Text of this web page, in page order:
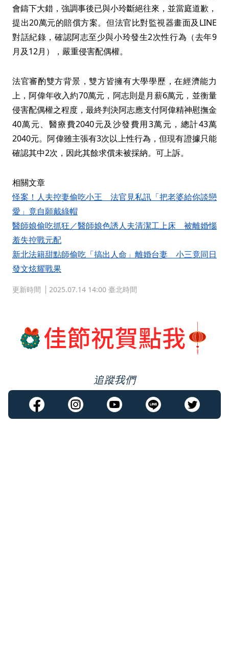
會鑄下大錯，強調事後已與小玲斷絕往來，並當庭道歉，
提出20萬元的賠償方案。但法官比對監視器畫面及LINE
對話紀錄，確認阿志至少與小玲發生2次性行為（去年9
月及12月），嚴重侵害配偶權。
法官審酌雙方背景，雙方皆擁有大學學歷，在經濟能力
上，阿偉年收入約70萬元，阿志則是月薪6萬元，並衡量
侵害配偶權之程度，最終判決阿志應支付阿偉精神慰撫金
40萬元、醫療費2040元及沙發費用3萬元，總計43萬
2040元。阿偉雖主張有3次以上性行為，但現有證據只能
確認其中2次，因此其餘求償未被採納。可上訴。
相關文章
怪案！人夫控妻偷吃小王 法官見私訊「把老婆給你談戀
愛」竟自願戴綠帽
醫師娘偷吃抓狂／醫師娘色誘人夫清潔工上床 被離婚惱
羞失控戰元配
新北法籍甜點師偷吃「搞出人命」離婚台妻 小三竟同日
發文炫耀戰果
更新時間 2025.07.14 14:00 臺北時間
追蹤我們